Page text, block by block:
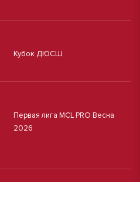
Кубок ДЮСШ
Первая лига MCL PRO Весна
2026